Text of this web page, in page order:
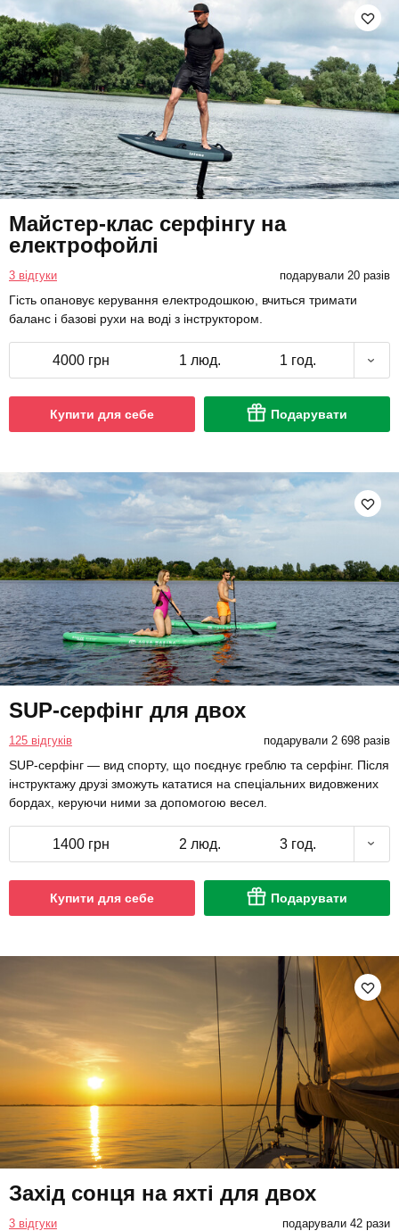
Майстер-клас серфінгу на
електрофойлі
3 відгуки подарували 20 разів
Гість опановує керування електродошкою, вчиться тримати
баланс і базові рухи на воді з інструктором.
4000 грн 1 люд. 1 год.
Купити для себе Подарувати
SUP-серфінг для двох
125 відгуків подарували 2 698 разів
SUP-серфінг — вид спорту, що поєднує греблю та серфінг. Після
інструктажу друзі зможуть кататися на спеціальних видовжених
бордах, керуючи ними за допомогою весел.
1400 грн 2 люд. 3 год.
Купити для себе Подарувати
Захід сонця на яхті для двох
3 відгуки подарували 42 рази